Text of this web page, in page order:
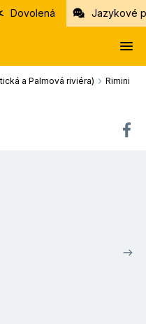
Dovolená Jazykové
a Palmová riviéra)
Rimini